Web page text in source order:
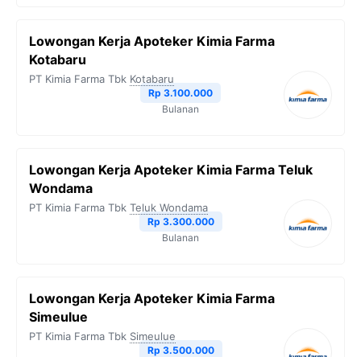
Lowongan Kerja Apoteker Kimia Farma
Kotabaru
PT Kimia Farma Tbk Kotabaru
Rp 3.100.000
Bulanan
Lowongan Kerja Apoteker Kimia Farma Teluk
Wondama
PT Kimia Farma Tbk Teluk Wondama
Rp 3.300.000
Bulanan
Lowongan Kerja Apoteker Kimia Farma
Simeulue
PT Kimia Farma Tbk Simeulue
Rp 3.500.000